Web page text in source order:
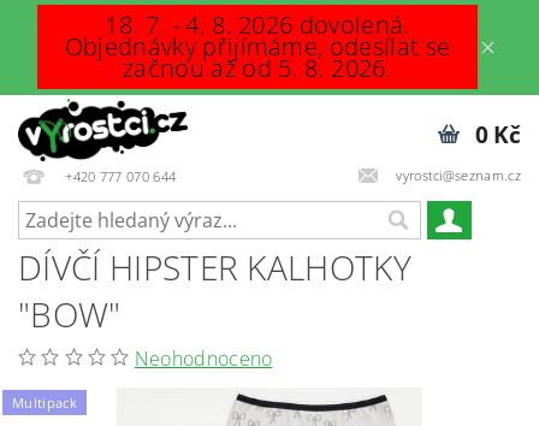
18. 7. - 4. 8. 2026 dovolená.
Objednávky přijímáme, odesílat se
začnou až od 5. 8. 2026.
+420 777 070 644 vyrostci@seznam.cz
0 Kč
DÍVČÍ HIPSTER KALHOTKY
"BOW"
Neohodnoceno
Multipack